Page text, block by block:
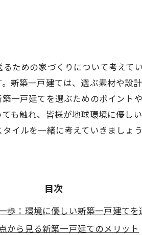
ための家づくりについて考えて
新築一戸建ては、選ぶ素材や設
一戸建てを選ぶためのポイント
も触れ、皆様が地球環境に優し
イルを一緒に考えていきましょう
目次
歩：環境に優しい新築一戸建てを
から見る新築一戸建てのメリット